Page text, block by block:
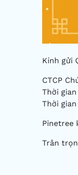
Kính gửi
CTCP
Thời
Thời
Pinetree
Trân